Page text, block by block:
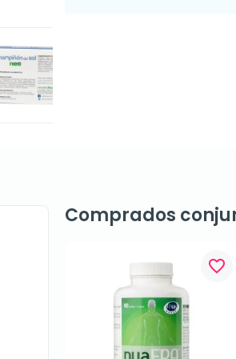
Comprados
favorite_border